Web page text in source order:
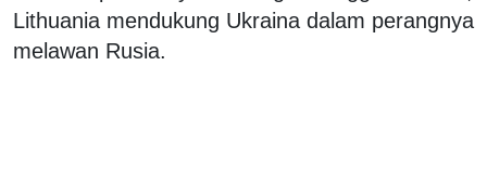
Lithuania mendukung Ukraina dalam perangnya
melawan Rusia.